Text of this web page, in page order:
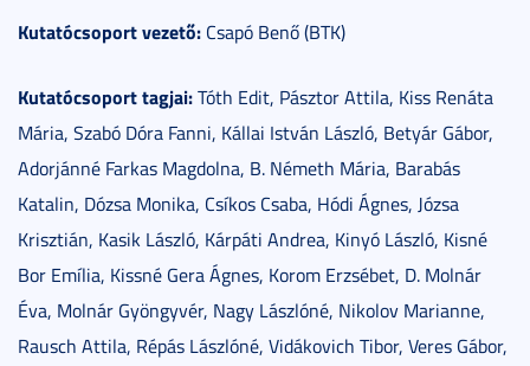
Kutatócsoport vezető: Csapó Benő (BTK)
Kutatócsoport tagjai:Tóth Edit, Pásztor Attila, Kiss Renáta
Mária, Szabó Dóra Fanni, Kállai István László, Betyár Gábor,
Adorjánné Farkas Magdolna, B. Németh Mária, Barabás
Katalin, Dózsa Monika, Csíkos Csaba, Hódi Ágnes, Józsa
Krisztián, Kasik László, Kárpáti Andrea, Kinyó László, Kisné
Bor Emília, Kissné Gera Ágnes, Korom Erzsébet, D. Molnár
Éva, Molnár Gyöngyvér, Nagy Lászlóné, Nikolov Marianne,
Rausch Attila, Répás Lászlóné, Vidákovich Tibor, Veres Gábor,